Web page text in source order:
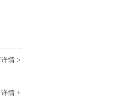
情 >
情 +